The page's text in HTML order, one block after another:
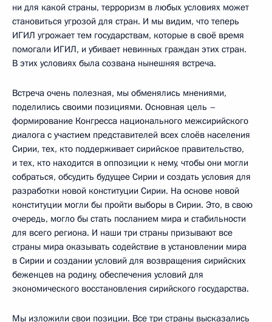
ни для какой страны, терроризм в любых условиях может
становиться угрозой для стран. И мы видим, что теперь
ИГИЛ угрожает тем государствам, которые в своё время
помогали ИГИЛ, и убивает невинных граждан этих стран.
В этих условиях была созвана нынешняя встреча.
Встреча очень полезная, мы обменялись мнениями,
поделились своими позициями. Основная цель –
формирование Конгресса национального межсирийского
диалога с участием представителей всех слоёв населения
Сирии, тех, кто поддерживает сирийское правительство,
и тех, кто находится в оппозиции к нему, чтобы они могли
собраться, обсудить будущее Сирии и создать условия для
разработки новой конституции Сирии. На основе новой
конституции могли бы пройти выборы в Сирии. Это, в свою
очередь, могло бы стать посланием мира и стабильности
для всего региона. И наши три страны призывают все
страны мира оказывать содействие в установлении мира
в Сирии и создании условий для возвращения сирийских
беженцев на родину, обеспечения условий для
экономического восстановления сирийского государства.
Мы изложили свои позиции. Все три страны высказались